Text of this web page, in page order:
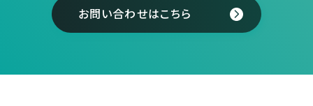
お問い合わせはこちら